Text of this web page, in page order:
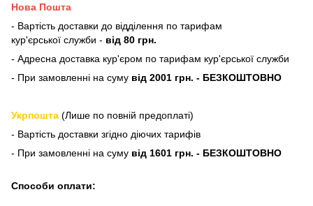
Нова Пошта
- Вартість доставки до відділення по тарифам
кур'єрської служби - від 80 грн.
- Адресна доставка кур'єром по тарифам кур'єрської служби
- При замовленні на суму від 2001 грн. - БЕЗКОШТОВНО
Укрпошта (Лише по повній предоплаті)
- Вартість доставки згідно діючих тарифів
- При замовленні на суму від 1601 грн. - БЕЗКОШТОВНО
Способи оплати: